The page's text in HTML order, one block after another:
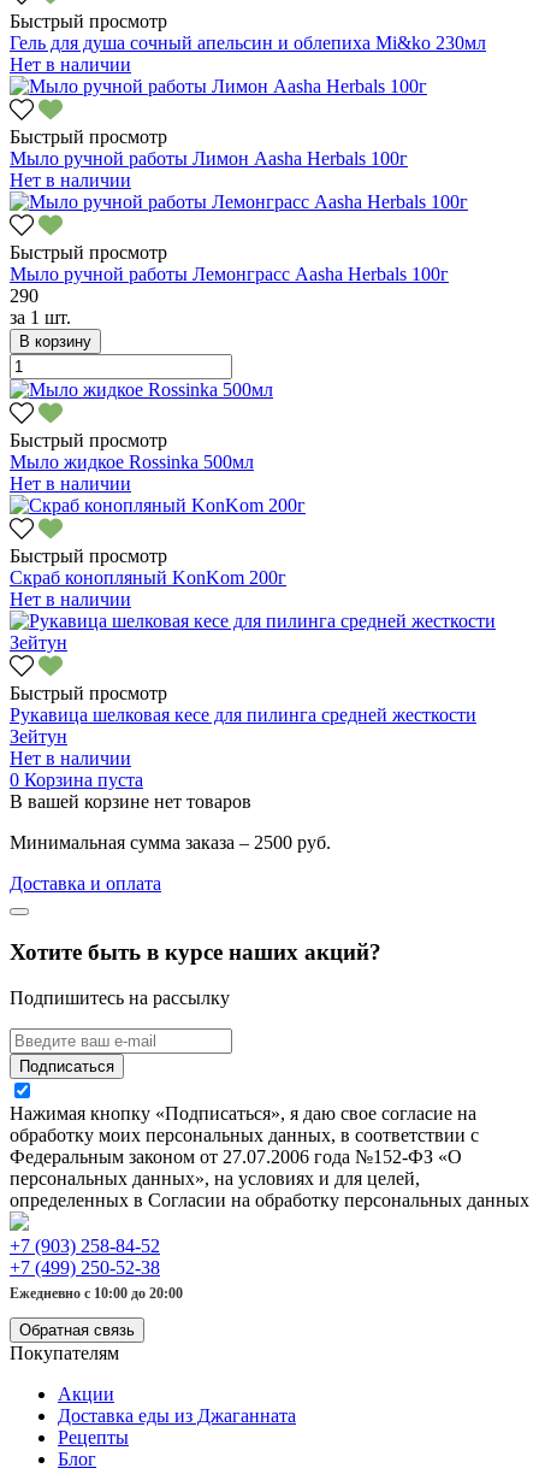
Быстрый просмотр
Гель для душа сочный апельсин и облепиха Mi&ko 230мл
Нет в наличии
Быстрый просмотр
Мыло ручной работы Лимон Aasha Herbals 100г
Нет в наличии
Быстрый просмотр
Мыло ручной работы Лемонграсс Aasha Herbals 100г
290
за 1 шт.
В корзину
Быстрый просмотр
Мыло жидкое Rossinka 500мл
Нет в наличии
Быстрый просмотр
Скраб конопляный KonKom 200г
Нет в наличии
Быстрый просмотр
Рукавица шелковая кесе для пилинга средней жесткости
Зейтун
Нет в наличии
0 Корзина пуста
В вашей корзине нет товаров
Минимальная сумма заказа – 2500 руб.
Доставка и оплата
Хотите быть в курсе наших акций?
Подпишитесь на рассылку
Подписаться
Нажимая кнопку «Подписаться», я даю свое согласие на
обработку моих персональных данных, в соответствии с
Федеральным законом от 27.07.2006 года №152-ФЗ «О
персональных данных», на условиях и для целей,
определенных в Согласии на обработку персональных данных
+7 (903) 258-84-52
+7 (499) 250-52-38
Ежедневно с 10:00 до 20:00
Обратная связь
Покупателям
Акции
Доставка еды из Джаганната
Рецепты
Блог